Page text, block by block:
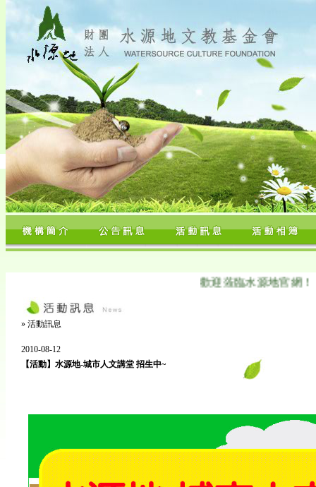
» 活動訊息
2010-08-12
【活動】水源地-城市人文講堂 招生中~